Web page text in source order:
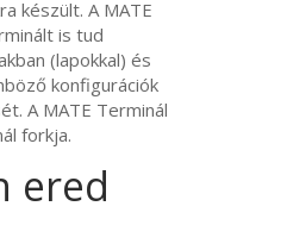
készült. A MATE
is tud
(lapokkal) és
konfigurációk
AMATE Terminál
forkja.
ered